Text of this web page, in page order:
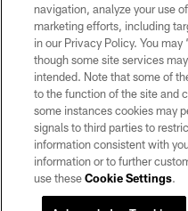
TERMS
AD
YOUR
navigation, analyze your use
marketing efforts, including
in our Privacy Policy. You
though some site services
intended. Note that some of
to the function of the site and
some instances cookies may
signals to third parties to
information consistent with
information or to further
use theseCookie Settings.